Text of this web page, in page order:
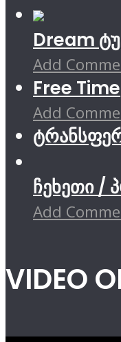
Dream
Add
Free Time
Add
ჩეხეთი /
Add
VIDEO